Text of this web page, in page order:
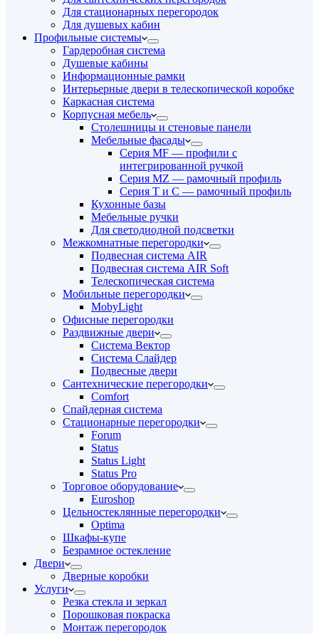
Для стационарных перегородок
Для душевых кабин
Профильные системы
Гардеробная система
Душевые кабины
Информационные рамки
Интерьерные двери в телескопической коробке
Каркасная система
Корпусная мебель
Столешницы и стеновые панели
Мебельные фасады
Серия MF — профили с
интегрированной ручкой
Серия MZ — рамочный профиль
Серия T и C — рамочный профиль
Кухонные базы
Мебельные ручки
Для светодиодной подсветки
Межкомнатные перегородки
Подвесная система AIR
Подвесная система AIR Soft
Телескопическая система
Мобильные перегородки
MobyLight
Офисные перегородки
Раздвижные двери
Система Вектор
Система Слайдер
Подвесные двери
Сантехнические перегородки
Comfort
Спайдерная система
Стационарные перегородки
Forum
Status
Status Light
Status Pro
Торговое оборудование
Euroshop
Цельностеклянные перегородки
Optima
Шкафы-купе
Безрамное остекление
Двери
Дверные коробки
Услуги
Резка стекла и зеркал
Порошковая покраска
Монтаж перегородок